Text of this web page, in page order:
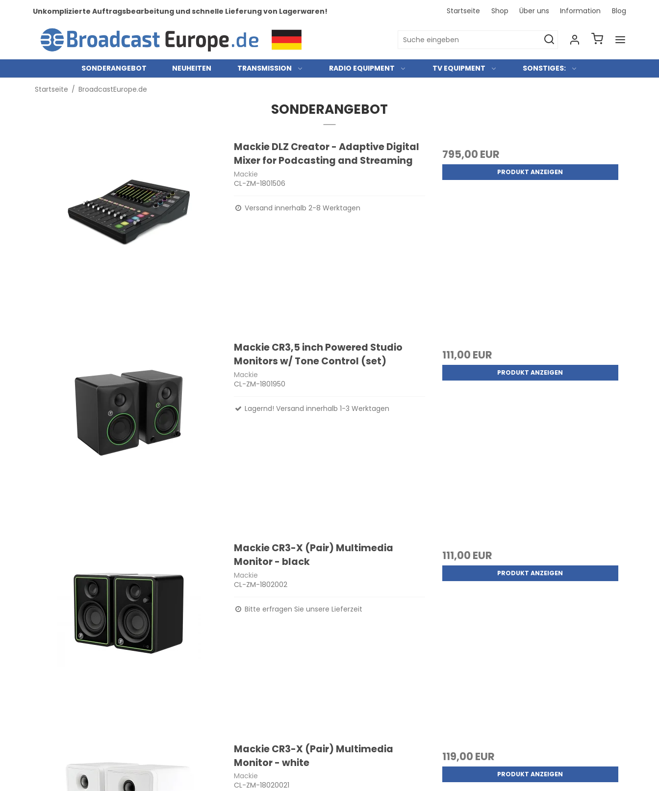
Unkomplizierte Auftragsbearbeitung und schnelle Lieferung von Lagerwaren! Startseite Shop Über uns Information Blog
SONDERANGEBOT NEUHEITEN TRANSMISSION RADIO EQUIPMENT TV EQUIPMENT SONSTIGES:
Startseite / BroadcastEurope.de
SONDERANGEBOT
Mackie DLZ Creator - Adaptive Digital
Mixer for Podcasting and Streaming
Mackie
CL-ZM-1801506
Versand innerhalb 2-8 Werktagen
795,00 EUR
PRODUKT ANZEIGEN
Mackie CR3,5 inch Powered Studio
Monitors w/ Tone Control (set)
Mackie
CL-ZM-1801950
Lagernd! Versand innerhalb 1-3 Werktagen
111,00 EUR
PRODUKT ANZEIGEN
Mackie CR3-X (Pair) Multimedia
Monitor - black
Mackie
CL-ZM-1802002
Bitte erfragen Sie unsere Lieferzeit
111,00 EUR
PRODUKT ANZEIGEN
Mackie CR3-X (Pair) Multimedia
Monitor - white
Mackie
CL-ZM-18020021
119,00 EUR
PRODUKT ANZEIGEN